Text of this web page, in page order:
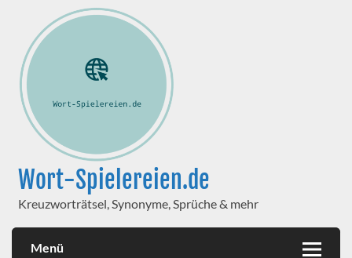
Wort-Spielereien.de
Kreuzworträtsel, Synonyme, Sprüche & mehr
Menü